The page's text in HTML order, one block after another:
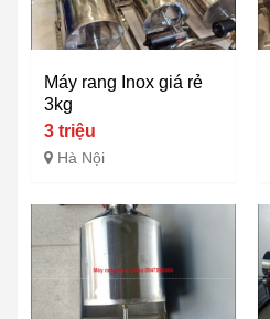
Máy rang Inox giá rẻ
3kg
3 triệu
Hà Nội